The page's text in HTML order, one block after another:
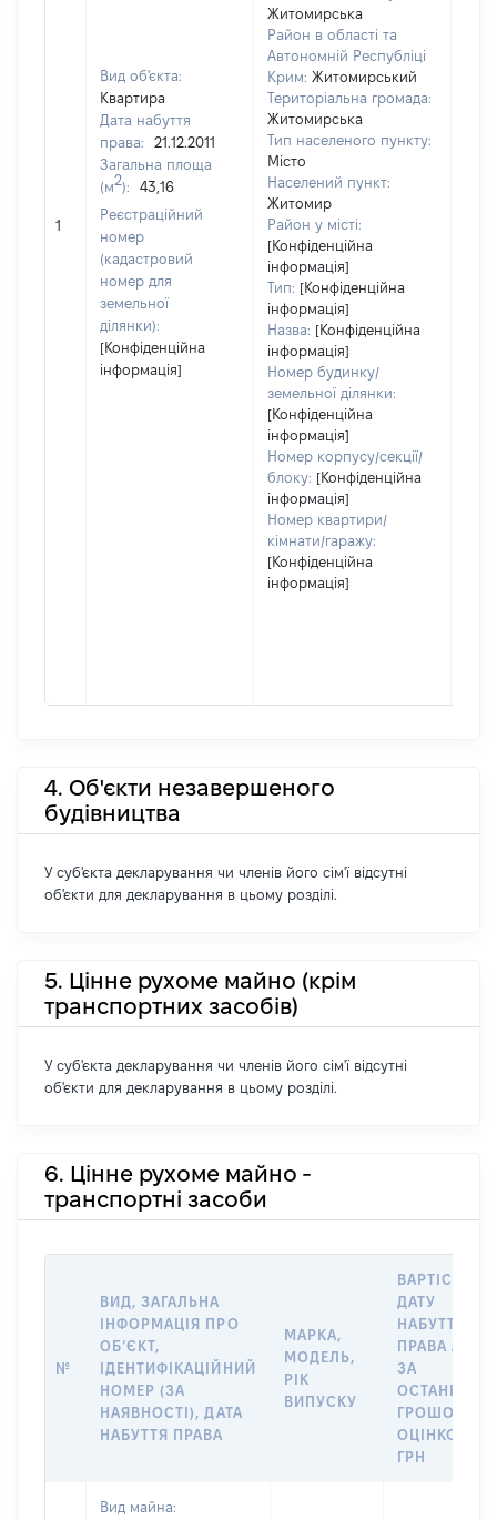
1
Вид об'єкта:
Квартира
Дата набуття
права:
21.12.2011
Загальна площа
(м2):
43,16
Реєстраційний
номер
(кадастровий
номер для
земельної
ділянки):
[Конфіденційна
інформація]
Житомирська
Район в області та
Автономній Республіці
Крим: Житомирський
Територіальна громада:
Житомирська
Тип населеного пункту:
Місто
Населений пункт:
Житомир
Район у місті:
[Конфіденційна
інформація]
Тип: [Конфіденційна
інформація]
Назва: [Конфіденційна
інформація]
Номер будинку/
земельної ділянки:
[Конфіденційна
інформація]
Номер корпусу/секції/
блоку: [Конфіденційна
інформація]
Номер квартири/
кімнати/гаражу:
[Конфіденційна
інформація]
4. Об'єкти незавершеного
будівництва
У суб'єкта декларування чи членів його сім'ї відсутні
об'єкти для декларування в цьому розділі.
5. Цінне рухоме майно (крім
транспортних засобів)
У суб'єкта декларування чи членів його сім'ї відсутні
об'єкти для декларування в цьому розділі.
6. Цінне рухоме майно -
транспортні засоби
№
ВИД, ЗАГАЛЬНА
ІНФОРМАЦІЯ ПРО
ОБʼЄКТ,
ІДЕНТИФІКАЦІЙНИЙ
НОМЕР (ЗА
НАЯВНОСТІ), ДАТА
НАБУТТЯ ПРАВА
МАРКА,
МОДЕЛЬ,
РІК
ВИПУСКУ
ВАРТІСТЬ НА
ДАТУ
НАБУТТЯ
ПРАВА АБО
ЗА
ГРОШОВОЮ
ОЦІНКОЮ,
ГРН
Вид майна: